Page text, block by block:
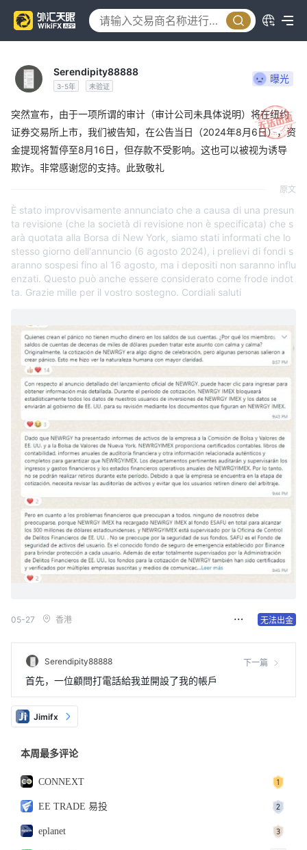
Serendipity88888
3-5年 未验证
曝光
突然宣布，由于一项所谓的审计（审计公司未具体说明）将在纽约
证券交易所上市，我们被告知，在公告当日（2024年8月6日），资
金提现将暂停至8月16日，但存款不受影响。这也可以被视为诱导
欺诈。非常感谢您的支持。此致敬礼
原文
È stato improvvisamente annunciato che a causa di una presun
ta revisione (che la società di revisione non è specificata) che s
arà quotata alla Borsa di New York, siamo stati informati che lo
stesso giorno dell'annuncio (6 agosto 2024), i prelievi di fondi s
aranno sospesi fino al 16 agosto, ma i depositi non saranno influ
enzati. Questo può anche essere considerato come frode indot
ta. Grazie mille per il vostro sostegno. Cordiali saluti
05-27 香港 无法出金
Serendipity88888
首先，一位顧問打電話給我並開設了我的帳戶
下一篇
Jimifx
本周最多评论
CONNEXT
EE TRADE 易投
eplanet